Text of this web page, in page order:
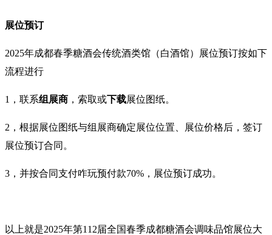
展位预订
2025年成都春季糖酒会传统酒类馆（白酒馆）
展位预订按如下
流程进行
1，联系组展商 ‍，索取或下载展位图纸。
2，根据展位图纸与组展商确定展位位置、展位价格后，签订
展位预订合同。
3， 并按合同支付咋玩预付款70%，展位预订成功。
以上就是2025年第112届全国春季成都糖酒会调味品馆展位大